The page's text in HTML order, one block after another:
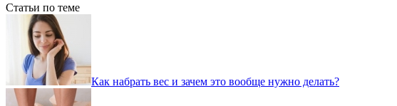
Статьи по теме
Как набрать вес и зачем это вообще нужно делать?